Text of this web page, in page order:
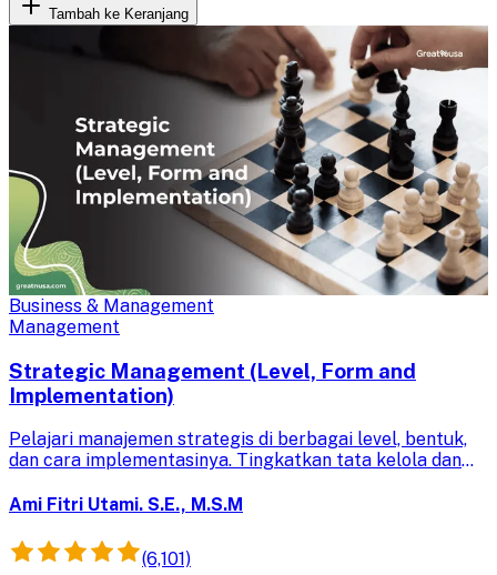
Tambah ke Keranjang
Business & Management
Management
Strategic Management (Level, Form and
Implementation)
Pelajari manajemen strategis di berbagai level, bentuk,
dan cara implementasinya. Tingkatkan tata kelola dan
strategi yang efektif.
Ami Fitri Utami. S.E., M.S.M
(6,101)